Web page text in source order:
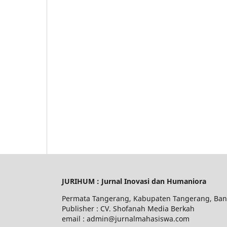
JURIHUM : Jurnal Inovasi dan Humaniora
Permata Tangerang, Kabupaten Tangerang,
Publisher : CV. Shofanah Media Berkah
email : admin@jurnalmahasiswa.com